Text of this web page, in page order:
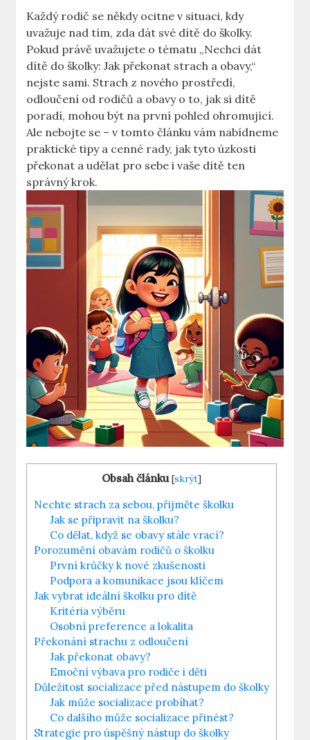
Každý rodič se někdy ocitne v situaci, kdy
uvažuje nad tím, zda dát své dítě do školky.
Pokud právě uvažujete o tématu „Nechci dát
dítě do školky: Jak překonat strach a obavy,“
nejste sami. Strach z nového prostředí,
odloučení od rodičů a obavy o to, jak si dítě
poradí, mohou být na první pohled ohromující.
Ale nebojte se – v tomto článku vám nabídneme
praktické tipy a cenné rady, jak tyto úzkosti
překonat a udělat pro sebe i vaše dítě ten
správný krok.
Obsah článku [skrýt]
Nechte strach za sebou, přijměte školku
Jak se připravit na školku?
Co dělat, když se obavy stále vrací?
Porozumění obavám rodičů o školku
První krůčky k nové zkušenosti
Podpora a komunikace jsou klíčem
Jak vybrat ideální školku pro dítě
Kritéria výběru
Osobní preference a lokalita
Překonání strachu z odloučení
Jak překonat obavy?
Emoční výbava pro rodiče i děti
Důležitost socializace před nástupem do školky
Jak může socializace probíhat?
Co dalšího může socializace přinést?
Strategie pro úspěšný nástup do školky